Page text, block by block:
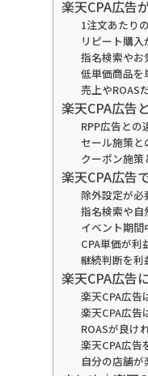
楽天CPA広告
1注文あたり
リピート購
指名検索やお
低単価商品を
売上やROAS
楽天CPA広告
RPP広告との
セール施策と
クーポン施策
楽天CPA広告
除外設定が必
指名検索や自
イベント期
CPA単価が利
継続判断を利
楽天CPA広告
楽天CPA広告
楽天CPA広告
ROASが良け
楽天CPA広告
自分の店舗